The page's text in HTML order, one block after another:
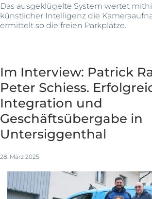
Das ausgeklügelte System wertet
künstlicher Intelligenz die
ermittelt so die freien Parkplätze.
Im Interview: Patrick
Peter Schiess.
Integration und
Geschäftsübergabe in
Untersiggenthal
28. März 2025